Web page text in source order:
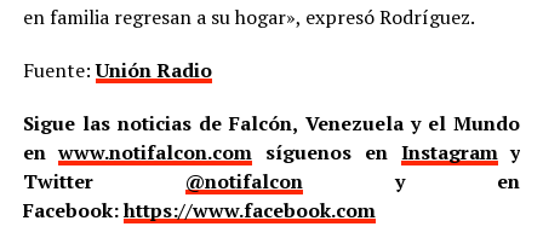
en familia regresan a su hogar», expresó Rodríguez.
Fuente:Unión Radio
Sigue las noticias de Falcón, Venezuela y el Mundo
enwww.notifalcon.com síguenos en Instagramy
Twitter @notifalcony en
Facebook:https://www.facebook.com